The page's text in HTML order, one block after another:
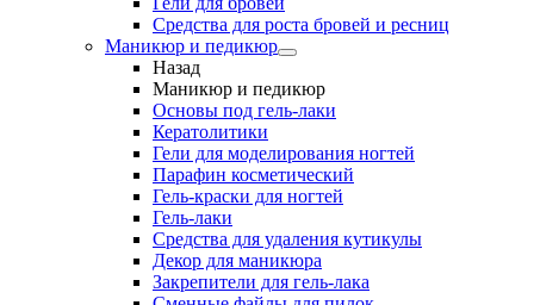
Средства для роста бровей и ресниц
Маникюр и педикюр
Назад
Маникюр и педикюр
Основы под гель-лаки
Кератолитики
Гели для моделирования ногтей
Парафин косметический
Гель-краски для ногтей
Гель-лаки
Средства для удаления кутикулы
Декор для маникюра
Закрепители для гель-лака